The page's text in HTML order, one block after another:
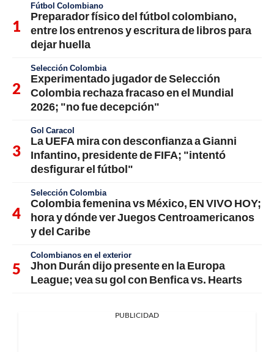
Fútbol Colombiano
Preparador físico del fútbol colombiano,
entre los entrenos y escritura de libros para
dejar huella
Selección Colombia
Experimentado jugador de Selección
Colombia rechaza fracaso en el Mundial
2026; "no fue decepción"
Gol Caracol
La UEFA mira con desconfianza a Gianni
Infantino, presidente de FIFA; "intentó
desfigurar el fútbol"
Selección Colombia
Colombia femenina vs México, EN VIVO HOY;
hora y dónde ver Juegos Centroamericanos
y del Caribe
Colombianos en el exterior
Jhon Durán dijo presente en la Europa
League; vea su gol con Benfica vs. Hearts
PUBLICIDAD